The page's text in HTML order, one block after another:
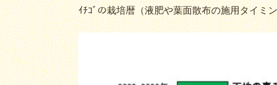
ｲﾁｺﾞの栽培暦（液肥や葉面散布の施用タイミ